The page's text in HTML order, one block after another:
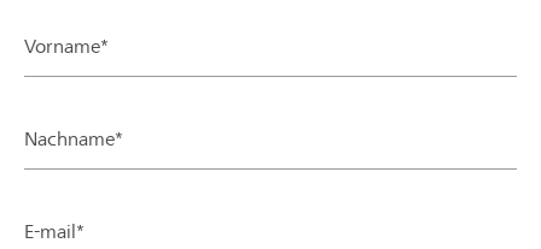
Vorname*
Nachname*
E-mail*